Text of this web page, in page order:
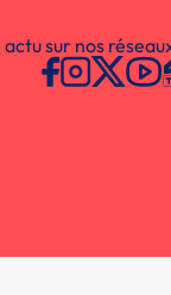
sur nos